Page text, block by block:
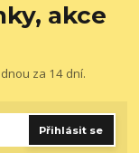
akce
za 14 dní.
Přihlásit se